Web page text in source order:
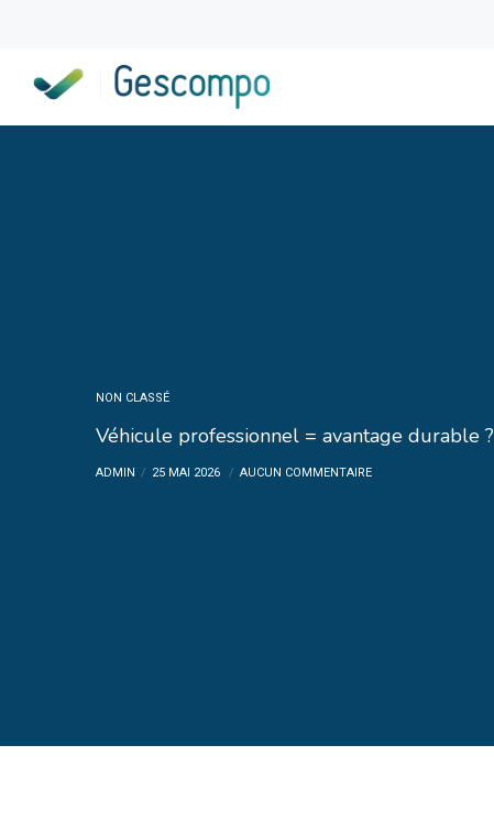
NON CLASSÉ
Véhicule professionnel = avantage durable ?
ADMIN 25 MAI 2026 AUCUN COMMENTAIRE